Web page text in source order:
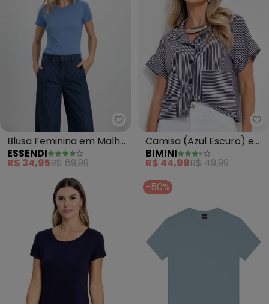
Essendi - Blusa Feminina em
Blusa Feminina em Malha
(Azul)
ESSENDI
R$ 34,95R$ 69,99
Camisa (Azul Escuro) em
Meia Malha Listrada
BIMINI
R$ 44,99R$ 49,99
-50%